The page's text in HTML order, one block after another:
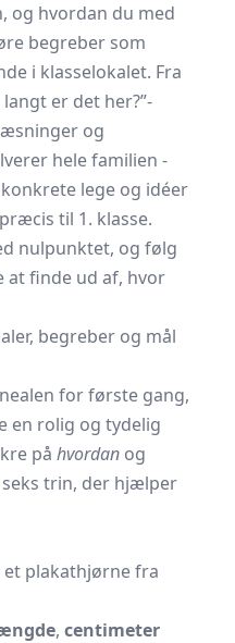
og hvordan du med
begreber som
i klasselokalet. Fra
er det her?”-
og
hele familien -
lege og idéer
til 1. klasse.
nulpunktet, og følg
at finde ud af, hvor
begreber og mål
for første gang,
en rolig og tydelig
på hvordan og
trin, der hjælper
et plakathjørne fra
, centimeter